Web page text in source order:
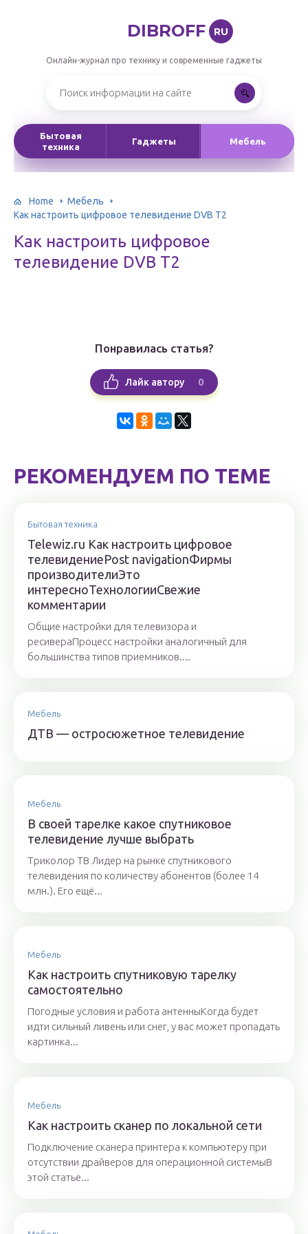
DIBROFF RU
Онлайн-журнал про технику и современные гаджеты
Бытовая
техника
Гаджеты Мебель
Home
Мебель
Как настроить цифровое телевидение DVB T2
Как настроить цифровое
телевидение DVB T2
Понравилась статья?
Лайк автору 0
РЕКОМЕНДУЕМ ПО ТЕМЕ
Бытовая техника
Telewiz.ru Как настроить цифровое
телевидениеPost navigationФирмы
производителиЭто
интересноТехнологииСвежие
комментарии
Общие настройки для телевизора и
ресивераПроцесс настройки аналогичный для
большинства типов приемников....
Мебель
ДТВ — остросюжетное телевидение
Мебель
В своей тарелке какое спутниковое
телевидение лучше выбрать
Триколор ТВ Лидер на рынке спутникового
телевидения по количеству абонентов (более 14
млн.). Его ещё...
Мебель
Как настроить спутниковую тарелку
самостоятельно
Погодные условия и работа антенныКогда будет
идти сильный ливень или снег, у вас может пропадать
картинка...
Мебель
Как настроить сканер по локальной сети
Подключение сканера принтера к компьютеру при
отсутствии драйверов для операционной системыВ
этой статье...